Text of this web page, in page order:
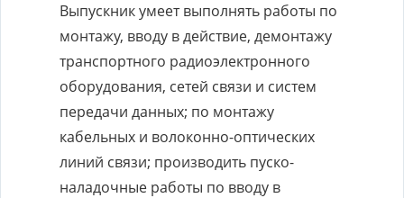
Выпускник умеет выполнять работы по
монтажу, вводу в действие, демонтажу
транспортного радиоэлектронного
оборудования, сетей связи и систем
передачи данных; по монтажу
кабельных и волоконно-оптических
линий связи; производить пуско-
наладочные работы по вводу в